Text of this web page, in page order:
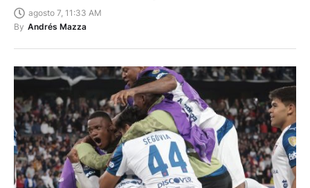
agosto 7, 11:33 AM
By Andrés Mazza